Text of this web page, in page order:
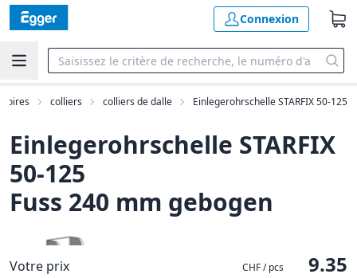
Connexion
colliers colliers de dalle Einlegerohrschelle STARFIX 50-125
Einlegerohrschelle STARFIX
50-125
Fuss 240 mm gebogen
Votre prix CHF / pcs 9.35